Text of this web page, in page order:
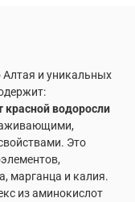
Алтая и уникальных
водоросли
Это
марганца и калия.
из аминокислот